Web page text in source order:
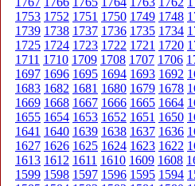
1753 1752 1751 1750 1749 1748
1739 1738 1737 1736 1735 1734
1725 1724 1723 1722 1721 1720
1711 1710 1709 1708 1707 1706
1697 1696 1695 1694 1693 1692
1683 1682 1681 1680 1679 1678
1669 1668 1667 1666 1665 1664
1655 1654 1653 1652 1651 1650
1641 1640 1639 1638 1637 1636
1627 1626 1625 1624 1623 1622
1613 1612 1611 1610 1609 1608
1599 1598 1597 1596 1595 1594